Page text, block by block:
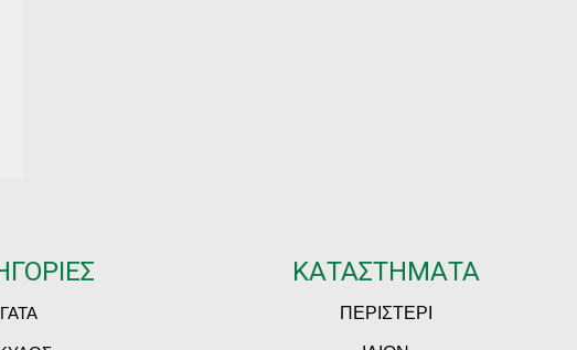
ΓΑΤΑ
ΚΑΤΑΣΤΗΜΑΤΑ
ΠΕΡΙΣΤΕΡΙ